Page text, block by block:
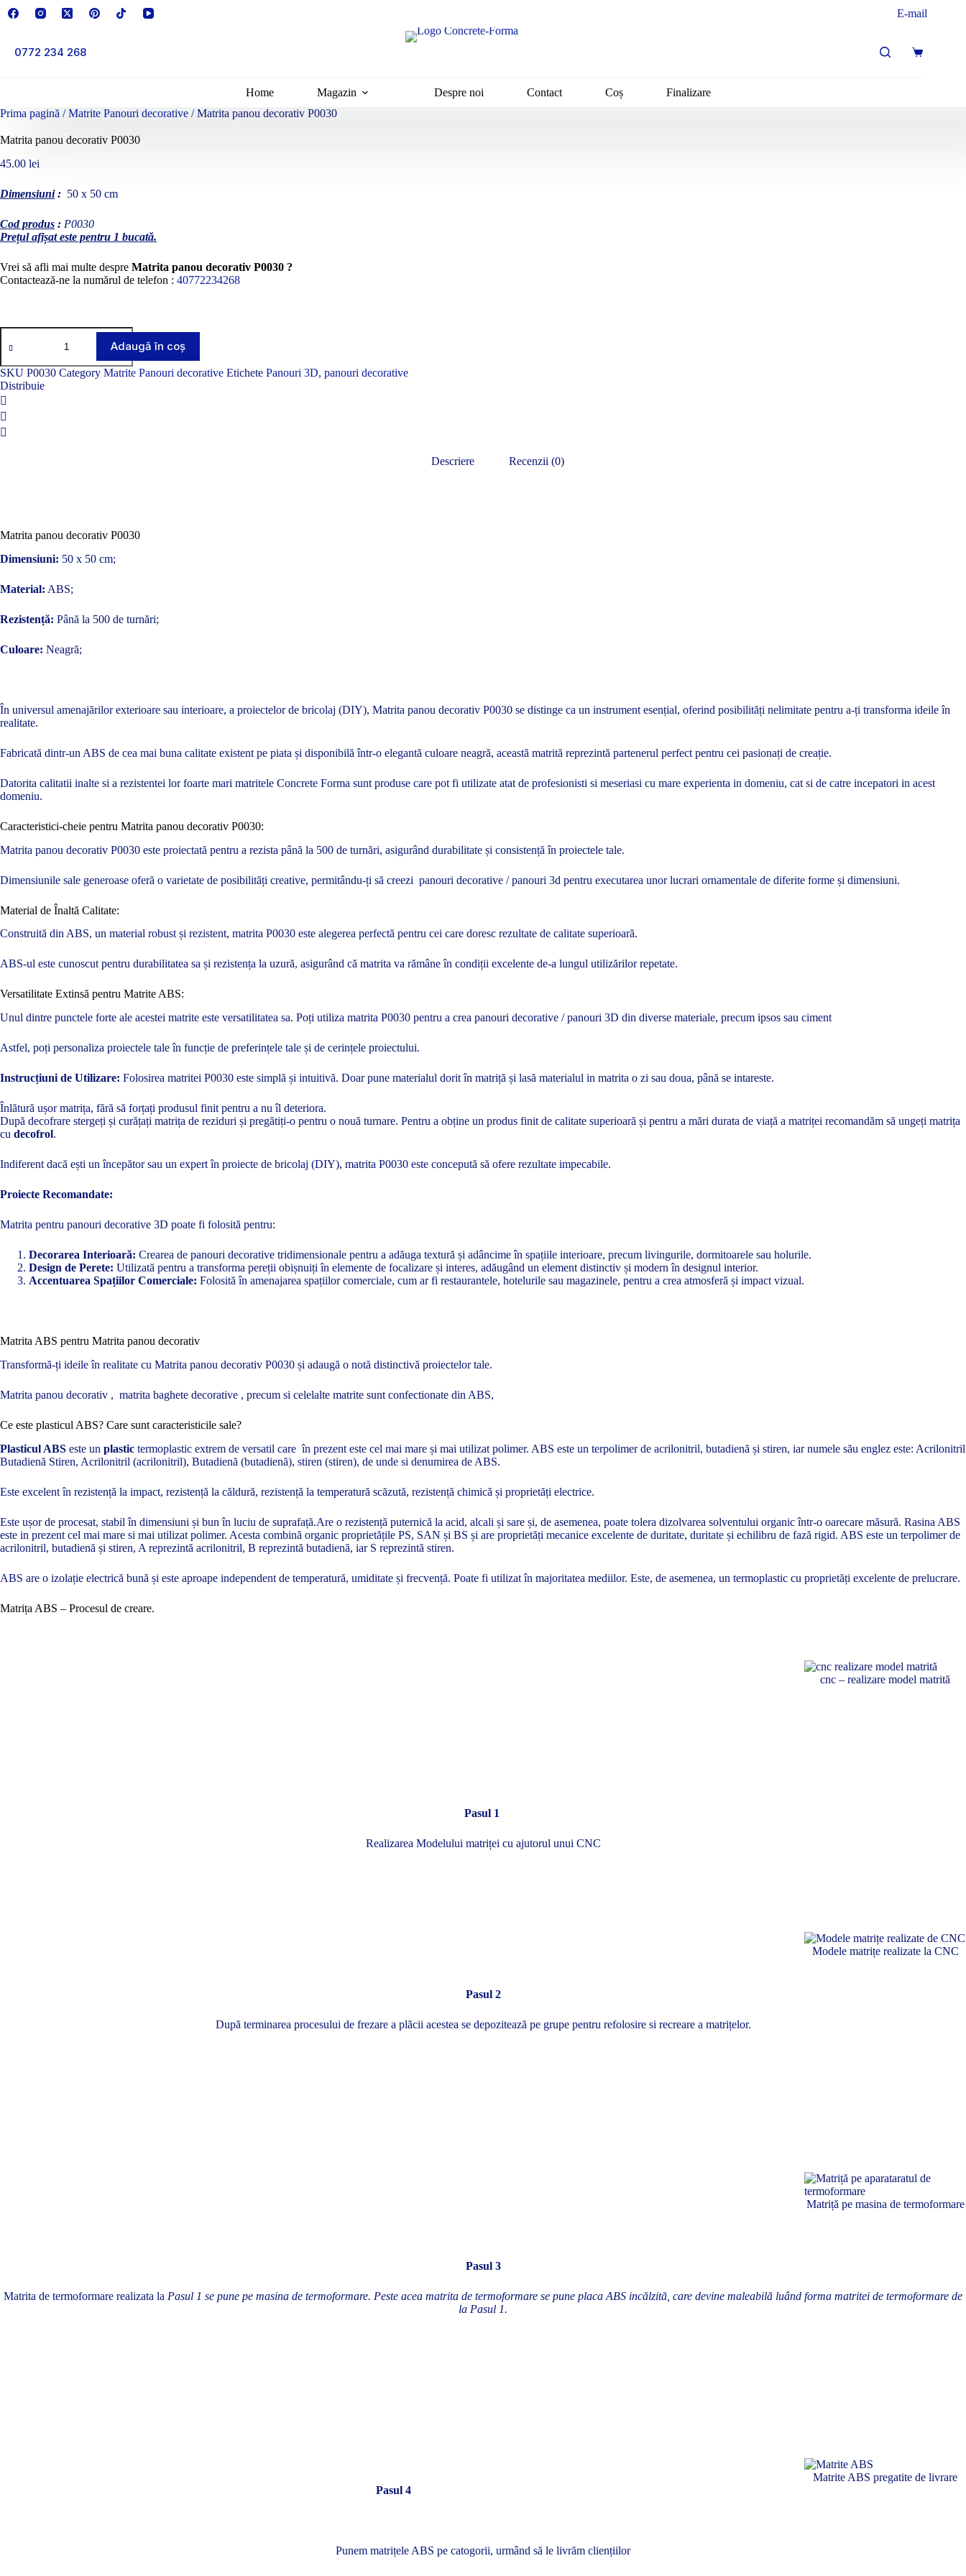
Sari
E-mail
0772 234 268
Coș
Home Magazin Despre noi Contact Coș
Finalizare
Prima pagină /Matrite Panouri decorative / Matrita panou decorativ P0030
Matrita panou decorativ P0030
45.00 lei
Dimensiuni : 50 x 50 cm
Cod produs : P0030
Prețul afișat este pentru 1 bucată.
Vrei să afli mai multe despre Matrita panou decorativ P0030 ?
Contactează-ne la numărul de telefon : 40772234268
Cantitate
Matrita
decorativ
P0030
Adaugă în coș
SKU P0030 Category Matrite Panouri decorative Etichete Panouri 3D, panouri decorative
Distribuie
Descriere Recenzii (0)
Matrita panou decorativ P0030
Dimensiuni: 50 x 50 cm;
Material: ABS;
Rezistență: Până la 500 de turnări;
Culoare: Neagră;
În universul amenajărilor exterioare sau interioare, a proiectelor de bricolaj (DIY), Matrita panou decorativ P0030 se distinge ca un instrument esențial, oferind posibilități nelimitate pentru a-ți transforma ideile în
realitate.
Fabricată dintr-un ABS de cea mai buna calitate existent pe piata și disponibilă într-o elegantă culoare neagră, această matrită reprezintă partenerul perfect pentru cei pasionați de creație.
Datorita calitatii inalte si a rezistentei lor foarte mari matritele Concrete Forma sunt produse care pot fi utilizate atat de profesionisti si meseriasi cu mare experienta in domeniu, cat si de catre incepatori in acest
domeniu.
Caracteristici-cheie pentru Matrita panou decorativ P0030:
Matrita panou decorativ P0030 este proiectată pentru a rezista până la 500 de turnări, asigurând durabilitate și consistență în proiectele tale.
Dimensiunile sale generoase oferă o varietate de posibilități creative, permitându-ți să creezi panouri decorative / panouri 3d pentru executarea unor lucrari ornamentale de diferite forme și dimensiuni.
Material de Înaltă Calitate:
Construită din ABS, un material robust și rezistent, matrita P0030 este alegerea perfectă pentru cei care doresc rezultate de calitate superioară.
ABS-ul este cunoscut pentru durabilitatea sa și rezistența la uzură, asigurând că matrita va rămâne în condiții excelente de-a lungul utilizărilor repetate.
Versatilitate Extinsă pentru Matrite ABS:
Unul dintre punctele forte ale acestei matrite este versatilitatea sa. Poți utiliza matrita P0030 pentru a crea panouri decorative / panouri 3D din diverse materiale, precum ipsos sau ciment
Astfel, poți personaliza proiectele tale în funcție de preferințele tale și de cerințele proiectului.
Instrucțiuni de Utilizare: Folosirea matritei P0030 este simplă și intuitivă. Doar pune materialul dorit în matriță și lasă materialul in matrita o zi sau doua, până se intareste.
Înlătură ușor matrița, fără să forțați produsul finit pentru a nu îl deteriora.
După decofrare stergeți și curățați matrița de reziduri și pregătiți-o pentru o nouă turnare. Pentru a obține un produs finit de calitate superioară și pentru a mări durata de viață a matriței recomandăm să ungeți matrița
cu decofrol.
Indiferent dacă ești un începător sau un expert în proiecte de bricolaj (DIY), matrita P0030 este concepută să ofere rezultate impecabile.
Proiecte Recomandate:
Matrita pentru panouri decorative 3D poate fi folosită pentru:
Decorarea Interioară: Crearea de panouri decorative tridimensionale pentru a adăuga textură și adâncime în spațiile interioare, precum livingurile, dormitoarele sau holurile.
Design de Perete: Utilizată pentru a transforma pereții obișnuiți în elemente de focalizare și interes, adăugând un element distinctiv și modern în designul interior.
Accentuarea Spațiilor Comerciale: Folosită în amenajarea spațiilor comerciale, cum ar fi restaurantele, hotelurile sau magazinele, pentru a crea atmosferă și impact vizual.
Matrita ABS pentru Matrita panou decorativ
Transformă-ți ideile în realitate cu Matrita panou decorativ P0030 și adaugă o notă distinctivă proiectelor tale.
Matrita panou decorativ , matrita baghete decorative , precum si celelalte matrite sunt confectionate din ABS,
Ce este plasticul ABS? Care sunt caracteristicile sale?
Plasticul ABS este un plastic termoplastic extrem de versatil care în prezent este cel mai mare și mai utilizat polimer. ABS este un terpolimer de acrilonitril, butadienă și stiren, iar numele său englez este: Acrilonitril
Butadienă Stiren, Acrilonitril (acrilonitril), Butadienă (butadienă), stiren (stiren), de unde si denumirea de ABS.
Este excelent în rezistență la impact, rezistență la căldură, rezistență la temperatură scăzută, rezistență chimică și proprietăți electrice.
Este ușor de procesat, stabil în dimensiuni și bun în luciu de suprafață.Are o rezistență puternică la acid, alcali și sare și, de asemenea, poate tolera dizolvarea solventului organic într-o oarecare măsură. Rasina ABS
este in prezent cel mai mare si mai utilizat polimer. Acesta combină organic proprietățile PS, SAN și BS și are proprietăți mecanice excelente de duritate, duritate și echilibru de fază rigid. ABS este un terpolimer de
acrilonitril, butadienă și stiren, A reprezintă acrilonitril, B reprezintă butadienă, iar S reprezintă stiren.
ABS are o izolație electrică bună și este aproape independent de temperatură, umiditate și frecvență. Poate fi utilizat în majoritatea mediilor. Este, de asemenea, un termoplastic cu proprietăți excelente de prelucrare.
Matrița ABS – Procesul de creare.
cnc – realizare model matrită
Pasul 1
Realizarea Modelului matriței cu ajutorul unui CNC
Modele matrițe realizate la CNC
Pasul 2
După terminarea procesului de frezare a plăcii acestea se depozitează pe grupe pentru refolosire si recreare a matrițelor.
Matriță pe masina de termoformare
Pasul 3
Matrita de termoformare realizata la Pasul 1 se pune pe masina de termoformare. Peste acea matrita de termoformare se pune placa ABS incălzită, care devine maleabilă luând forma matritei de termoformare de
la Pasul 1.
Matrite ABS pregatite de livrare
Pasul 4
Punem matrițele ABS pe catogorii, urmând să le livrăm cliențiilor